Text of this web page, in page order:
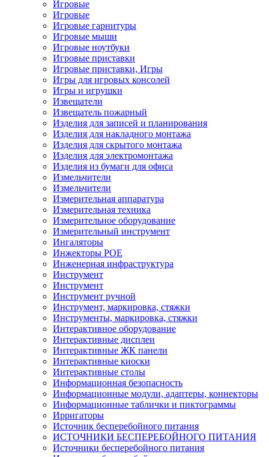
Игровые
Игровые
Игровые гарнитуры
Игровые мыши
Игровые ноутбуки
Игровые приставки
Игровые приставки, Игры
Игры для игровых консолей
Игры и игрушки
Извещатели
Извещатель пожарный
Изделия для записей и планирования
Изделия для накладного монтажа
Изделия для скрытого монтажа
Изделия для электромонтажа
Изделия из бумаги для офиса
Измельчители
Измельчители
Измерительная аппаратура
Измерительная техника
Измерительное оборудование
Измерительный инструмент
Ингаляторы
Инжекторы POE
Инженерная инфраструктура
Инструмент
Инструмент
Инструмент ручной
Инструмент, маркировка, стяжки
Инструменты, маркировка, стяжки
Интерактивное оборудование
Интерактивные дисплеи
Интерактивные ЖК панели
Интерактивные киоски
Интерактивные столы
Информационная безопасность
Информационные модули, адаптеры, коннекторы
Информационные таблички и пиктограммы
Ирригаторы
Источник бесперебойного питания
ИСТОЧНИКИ БЕСПЕРЕБОЙНОГО ПИТАНИЯ
Источники бесперебойного питания